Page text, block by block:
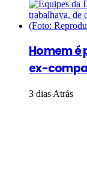
Homem é
ex-
3 dias Atrás